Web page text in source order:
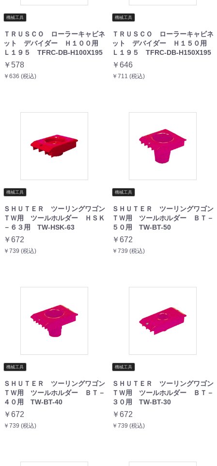
機械工具
ＴＲＵＳＣＯ ローラーキャビネ
ット デバイダー Ｈ１００用
Ｌ１９５ TFRC-DB-H100X195
￥578
￥636 (税込)
機械工具
ＴＲＵＳＣＯ ローラーキャビネ
ット デバイダー Ｈ１５０用
Ｌ１９５ TFRC-DB-H150X195
￥646
￥711 (税込)
機械工具
ＳＨＵＴＥＲ ツーリングワゴン
ＴＷ用 ツールホルダー ＨＳＫ
－６３用 TW-HSK-63
￥672
￥739 (税込)
機械工具
ＳＨＵＴＥＲ ツーリングワゴン
ＴＷ用 ツールホルダー ＢＴ－
５０用 TW-BT-50
￥672
￥739 (税込)
機械工具
ＳＨＵＴＥＲ ツーリングワゴン
ＴＷ用 ツールホルダー ＢＴ－
４０用 TW-BT-40
￥672
￥739 (税込)
機械工具
ＳＨＵＴＥＲ ツーリングワゴン
ＴＷ用 ツールホルダー ＢＴ－
３０用 TW-BT-30
￥672
￥739 (税込)